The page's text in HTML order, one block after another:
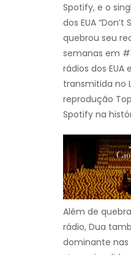
Spotify, e o
dos EUA “Don’t
quebrou seu
semanas em
rádios dos EUA
transmitida no
reprodução
Spotify na
Além de
rádio, Dua
dominante